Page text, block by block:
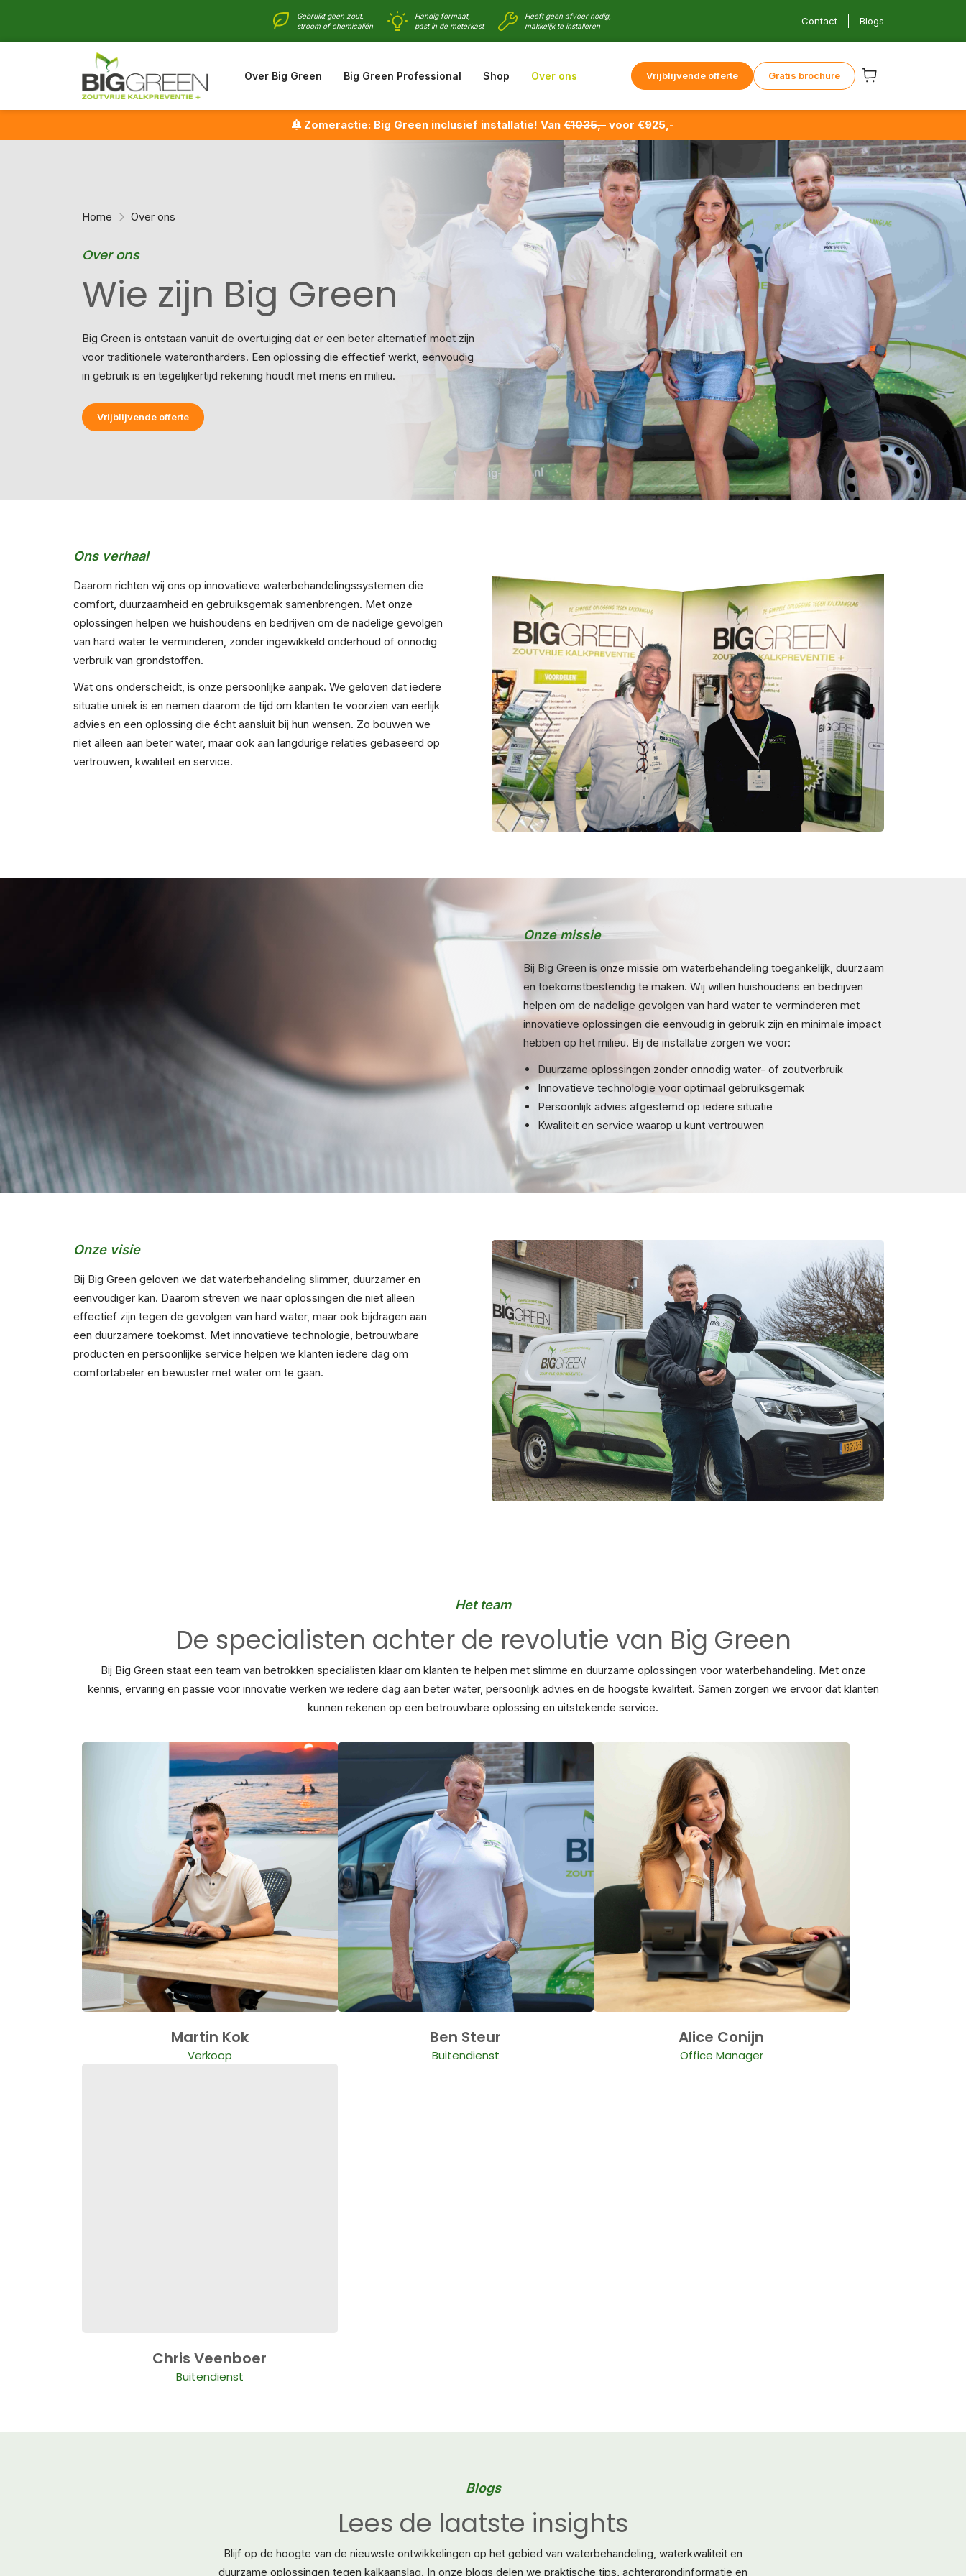
Gebruikt geen zout,
stroom of chemicaliën
Handig formaat,
past in de meterkast
Heeft geen afvoer nodig,
makkelijk te installeren
Contact Blogs
Over Big Green Big Green Professional Shop Over ons Vrijblijvende offerte Gratis brochure
Zomeractie: Big Green inclusief installatie! Van €1035,- voor €925,-
Home Over ons
Over ons
Wie zijn Big Green
Big Green is ontstaan vanuit de overtuiging dat er een beter alternatief moet zijn
voor traditionele waterontharders. Een oplossing die effectief werkt, eenvoudig
in gebruik is en tegelijkertijd rekening houdt met mens en milieu.
Vrijblijvende offerte
Ons verhaal
Daarom richten wij ons op innovatieve waterbehandelingssystemen die
comfort, duurzaamheid en gebruiksgemak samenbrengen. Met onze
oplossingen helpen we huishoudens en bedrijven om de nadelige gevolgen
van hard water te verminderen, zonder ingewikkeld onderhoud of onnodig
verbruik van grondstoffen.
Wat ons onderscheidt, is onze persoonlijke aanpak. We geloven dat iedere
situatie uniek is en nemen daarom de tijd om klanten te voorzien van eerlijk
advies en een oplossing die écht aansluit bij hun wensen. Zo bouwen we
niet alleen aan beter water, maar ook aan langdurige relaties gebaseerd op
vertrouwen, kwaliteit en service.
Onze missie
Bij Big Green is onze missie om waterbehandeling toegankelijk, duurzaam
en toekomstbestendig te maken. Wij willen huishoudens en bedrijven
helpen om de nadelige gevolgen van hard water te verminderen met
innovatieve oplossingen die eenvoudig in gebruik zijn en minimale impact
hebben op het milieu. Bij de installatie zorgen we voor:
Duurzame oplossingen zonder onnodig water- of zoutverbruik
Innovatieve technologie voor optimaal gebruiksgemak
Persoonlijk advies afgestemd op iedere situatie
Kwaliteit en service waarop u kunt vertrouwen
Onze visie
Bij Big Green geloven we dat waterbehandeling slimmer, duurzamer en
eenvoudiger kan. Daarom streven we naar oplossingen die niet alleen
effectief zijn tegen de gevolgen van hard water, maar ook bijdragen aan
een duurzamere toekomst. Met innovatieve technologie, betrouwbare
producten en persoonlijke service helpen we klanten iedere dag om
comfortabeler en bewuster met water om te gaan.
Het team
De specialisten achter de revolutie van Big Green
Bij Big Green staat een team van betrokken specialisten klaar om klanten te helpen met slimme en duurzame oplossingen voor waterbehandeling. Met onze
kennis, ervaring en passie voor innovatie werken we iedere dag aan beter water, persoonlijk advies en de hoogste kwaliteit. Samen zorgen we ervoor dat klanten
kunnen rekenen op een betrouwbare oplossing en uitstekende service.
Martin Kok
Verkoop
Ben Steur
Buitendienst
Alice Conijn
Office Manager
Chris Veenboer
Buitendienst
Blogs
Lees de laatste insights
Blijf op de hoogte van de nieuwste ontwikkelingen op het gebied van waterbehandeling, waterkwaliteit en
duurzame oplossingen tegen kalkaanslag. In onze blogs delen we praktische tips, achtergrondinformatie en